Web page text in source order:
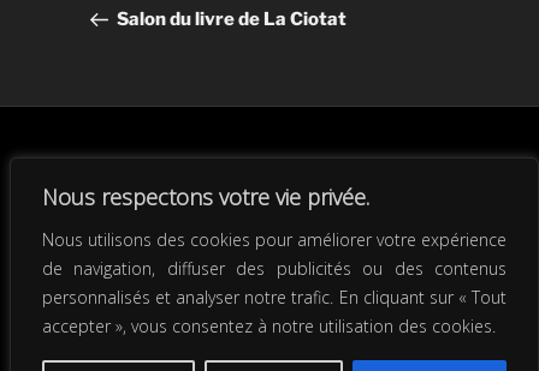
Nous respectons votre vie privée.
Nous utilisons des cookies pour améliorer votre expérience
de navigation, diffuser des publicités ou des contenus
personnalisés et analyser notre trafic. En cliquant sur « Tout
accepter », vous consentez à notre utilisation des cookies.
l’article
précédent
Salon du livre de La Ciotat
Anny Romand/Politique de
propulsé par WordPress/Créé
par Com-Éthique
Facebook
LinkedIn